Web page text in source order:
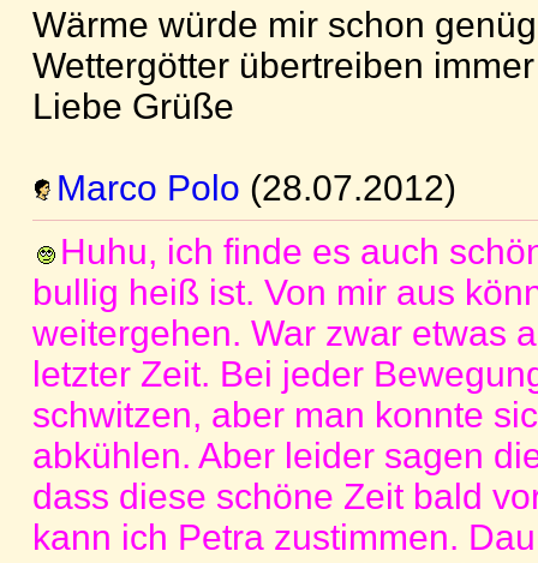
Wärme würde mir schon
Wettergötter übertreiben
Liebe Grüße
Marco Polo (28.07.2012)
Huhu, ich finde es auch
bullig heiß ist. Von mir aus
weitergehen. War zwar etwas
letzter Zeit. Bei jeder
schwitzen, aber man konnte
abkühlen. Aber leider sagen
dass diese schöne Zeit bald
kann ich Petra zustimmen.